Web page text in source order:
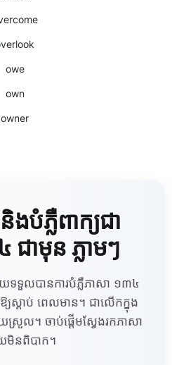
owe
own
owner
បំភ្លឺពាក្យជា
ាមុន ភ្លាមៗ
ទួលបានការបំភ្លឺភាសា ១៣៤
យស្ដាប់ ពេលមាន។ ជាលើកក្នុង
រួល។ ចាប់ផ្តើមស្វែងរកភាសា
មិនពិបាក។